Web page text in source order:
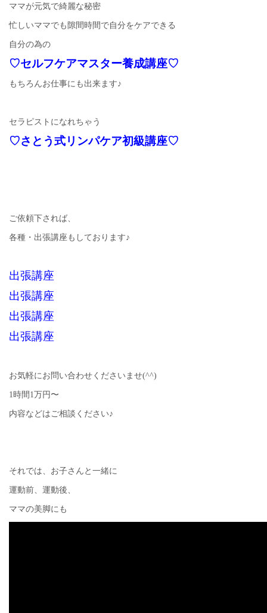
ママが元気で綺麗な秘密
忙しいママでも隙間時間で自分をケアできる
自分の為の
♡セルフケアマスター養成講座♡
もちろんお仕事にも出来ます♪
セラピストになれちゃう
♡さとう式リンパケア初級講座♡
ご依頼下されば、
各種・出張講座もしております♪
出張講座
出張講座
出張講座
出張講座
お気軽にお問い合わせくださいませ(^^)
1時間1万円〜
内容などはご相談ください♪
それでは、お子さんと一緒に
運動前、運動後、
ママの美脚にも